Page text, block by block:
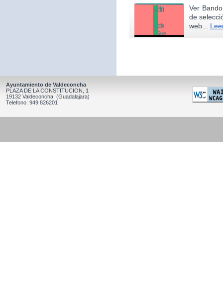
Ver
de
web...
Ayuntamiento de Valdeconcha
PLAZA DE LA CONSTITUCION, 1
19132 Valdeconcha (Guadalajara)
Telefono: 949 826201